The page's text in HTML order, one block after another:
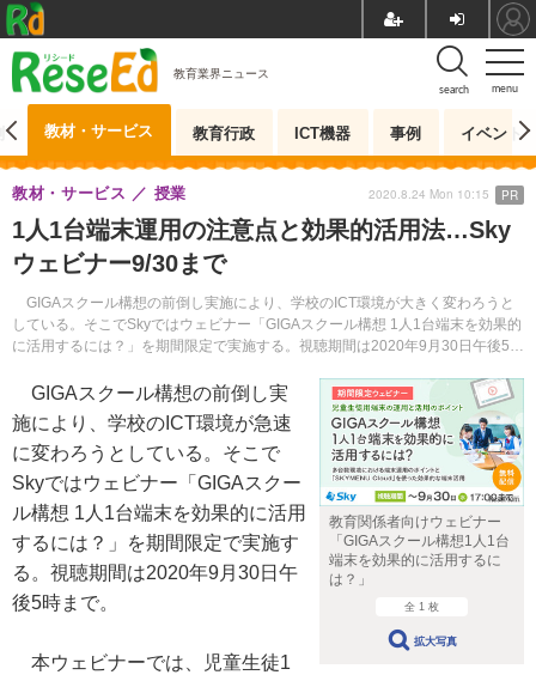
menu
search
教育業界ニュース
教材・サービス 教育行政 ICT機器 事例 イベント
1人1台端末運用の注意点と効果的活用法…Sky
ウェビナー9/30まで
GIGAスクール構想の前倒し実施により、学校のICT環境が大きく変わろうと
している。そこでSkyではウェビナー「GIGAスクール構想 1人1台端末を効果的
に活用するには？」を期間限定で実施する。視聴期間は2020年9月30日午後5時
教材・サービス 授業 2020.8.24 Mon 10:15 PR
教育関係者向けウェビナー
「GIGAスクール構想1人1台
端末を効果的に活用するに
は？」
全 1 枚
拡大写真
GIGAスクール構想の前倒し実
施により、学校のICT環境が急速
に変わろうとしている。そこで
Skyではウェビナー「GIGAスクー
ル構想 1人1台端末を効果的に活用
するには？」を期間限定で実施す
る。視聴期間は2020年9月30日午
後5時まで。
本ウェビナーでは、児童生徒1